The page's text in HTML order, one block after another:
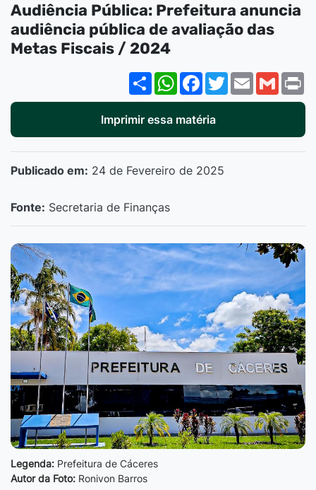
Audiência Pública: Prefeitura anuncia
audiência pública de avaliação das
Metas Fiscais / 2024
ShareWhatsApp
Facebook
Twitter
EmailGmail
Imprimir essa matéria
Publicado em: 24 de Fevereiro de 2025
Fonte: Secretaria de Finanças
Legenda: Prefeitura de Cáceres
Autor da Foto: Ronivon Barros